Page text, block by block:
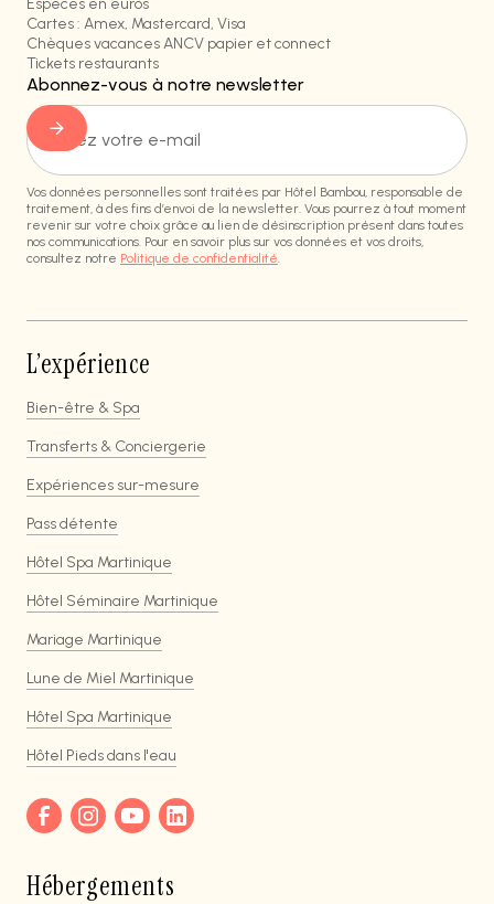
Cartes : Amex, Mastercard, Visa
Chèques vacances ANCV papier et connect
Tickets restaurants
Abonnez-vous à notre newsletter
Vos données personnelles sont traitées par Hôtel Bambou, responsable de
traitement, à des fins d’envoi de la newsletter. Vous pourrez à tout moment
revenir sur votre choix grâce au lien de désinscription présent dans toutes
nos communications. Pour en savoir plus sur vos données et vos droits,
consultez notre Politique de confidentialité
L’expérience
Bien-être & Spa
Transferts & Conciergerie
Expériences sur-mesure
Pass détente
Hôtel Spa Martinique
Hôtel Séminaire Martinique
Mariage Martinique
Lune de Miel Martinique
Hôtel Spa Martinique
Hôtel Pieds dans l'eau
Hébergements